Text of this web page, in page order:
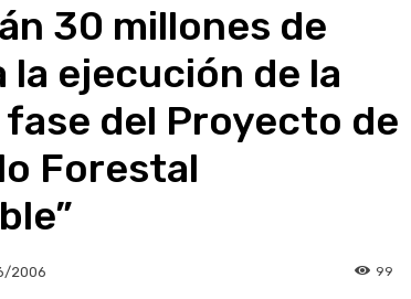
30 millones de
la ejecución de la
del Proyecto de
Forestal
2006 99